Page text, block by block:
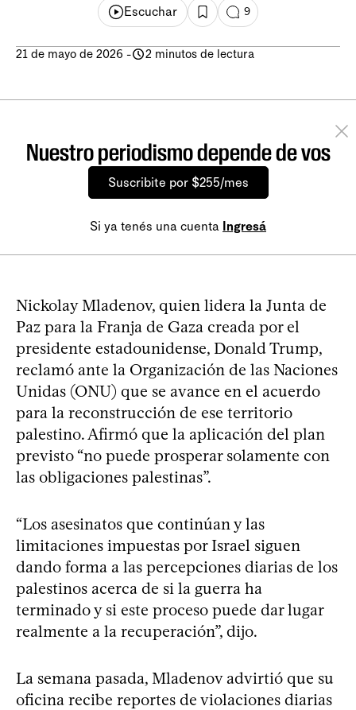
Escuchar 9
21 de mayo de 2026 - 2 minutos de lectura
Nuestro periodismo depende de vos
Suscribite por $255/mes
Si ya tenés una cuenta Ingresá
Nickolay Mladenov, quien lidera la Junta de
Paz para la Franja de Gaza creada por el
presidente estadounidense, Donald Trump,
reclamó ante la Organización de las Naciones
Unidas (ONU) que se avance en el acuerdo
para la reconstrucción de ese territorio
palestino. Afirmó que la aplicación del plan
previsto “no puede prosperar solamente con
las obligaciones palestinas”.
“Los asesinatos que continúan y las
limitaciones impuestas por Israel siguen
dando forma a las percepciones diarias de los
palestinos acerca de si la guerra ha
terminado y si este proceso puede dar lugar
realmente a la recuperación”, dijo.
La semana pasada, Mladenov advirtió que su
oficina recibe reportes de violaciones diarias